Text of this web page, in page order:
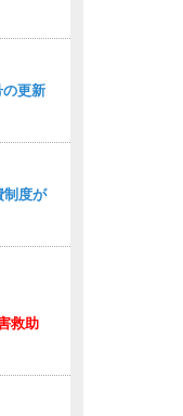
の更新
制度が
救助